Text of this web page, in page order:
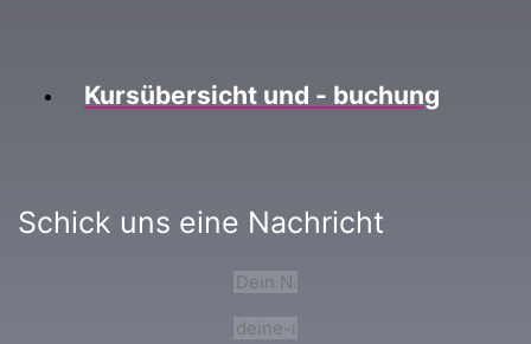
Kursübersicht und - buchung
Schick uns eine Nachricht